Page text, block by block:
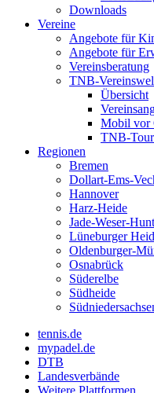
Downloads
Vereine
Angebote für
Angebote für
Vereinsberatung
TNB-
Übersicht
Mobil vor
TNB-
Regionen
Bremen
Dollart-Ems-
Hannover
Harz-Heide
Jade-Weser-
Lüneburger
Oldenburger-
Osnabrück
Süderelbe
Südheide
tennis.de
mypadel.de
DTB
Landesverbände
Weitere Plattformen